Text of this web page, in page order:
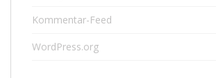
Kommentar-Feed
WordPress.org